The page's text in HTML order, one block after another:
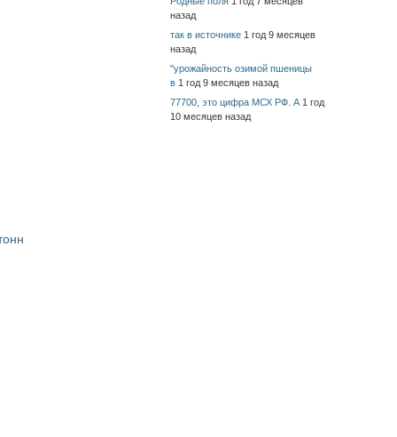
назад
так в источнике 1 год 9 месяцев
назад
"урожайность озимой пшеницы
в 1 год 9 месяцев назад
77700, это цифра МСХ РФ. А 1 год
10 месяцев назад